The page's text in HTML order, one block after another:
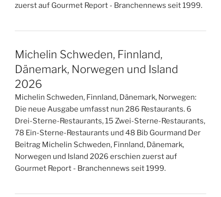
zuerst auf Gourmet Report - Branchennews seit 1999.
Michelin Schweden, Finnland,
Dänemark, Norwegen und Island
2026
Michelin Schweden, Finnland, Dänemark, Norwegen:
Die neue Ausgabe umfasst nun 286 Restaurants. 6
Drei-Sterne-Restaurants, 15 Zwei-Sterne-Restaurants,
78 Ein-Sterne-Restaurants und 48 Bib Gourmand Der
Beitrag Michelin Schweden, Finnland, Dänemark,
Norwegen und Island 2026 erschien zuerst auf
Gourmet Report - Branchennews seit 1999.